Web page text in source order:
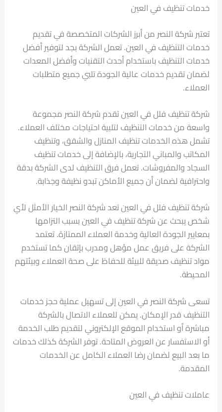
خدمات تنظيف في العين
تعتبر شركة النصر من أبرز الشركات المتخصصة في تقديم
خدمات التنظيف في العين. تعمل الشركة بجد لتوفير أفضل
خدمات التنظيف باستخدام أحدث التقنيات وأفضل المعدات
لضمان تقديم خدمات عالية الجودة تلبي جميع متطلبات
العملاء.
شركة تنظيف فلل في العين تقدم شركة النصر مجموعة
واسعة من خدمات التنظيف لتلبية احتياجات مختلف العملاء.
تشمل هذه الخدمات تنظيف المنازل والشقق، وتنظيف
المكاتب والمباني التجارية، بالإضافة إلى خدمات تنظيف
السجاد والمفروشات. تعمل فرق التنظيف لدى الشركة بدقة
واحترافية لضمان أن جميع الأماكن تبدو نظيفة وجذابة.
شركة تنظيف فلل في العين تعد شركة النصر الخيار الأمثل لأي
شخص يبحث عن شركة تنظيف في العين بسبب التزامها
بمعايير الجودة العالية وخدمة العملاء الممتازة. تعتمد
الشركة على فريق عمل مؤهل ومدرب بإتقان كما تستخدم
مواد تنظيف صديقة للبيئة للحفاظ على صحة العملاء وبيئتهم
المحيطة.
تسعى شركة النصر في العين إلى تسهيل عملية حجز خدمات
التنظيف قدر الإمكان. يمكن للعملاء الاتصال بالشركة
مباشرة أو استخدام الموقع الإلكتروني لتقديم طلب الخدمة
أو الاستفسار عن العروض المتاحة. توفر الشركة كذلك خدمات
ما بعد البيع لضمان رضا العملاء الكامل عن الخدمات
المقدمة.
عاملات تنظيف في العين